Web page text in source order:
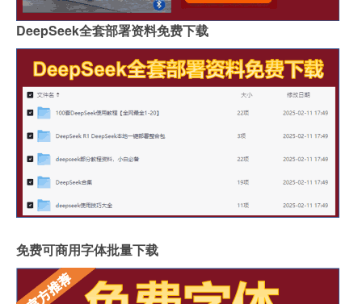
DeepSeek全套部署资料免费下载
免费可商用字体批量下载